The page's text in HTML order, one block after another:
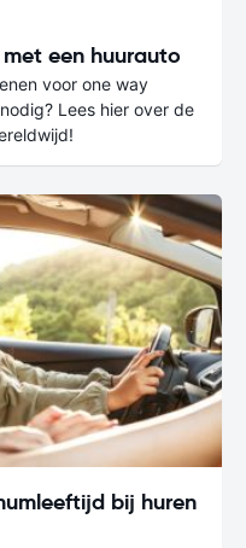
een huurauto
voor one way
Lees hier over de
bij huren